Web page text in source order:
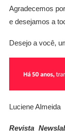
Agradecemos
e desejamos a
Desejo a você,
Luciene Almeida
Revista